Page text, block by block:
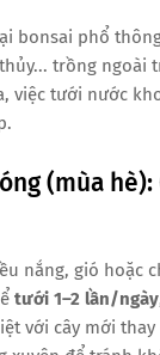
bonsai phổ
trồng ngoài
việc tưới nước
(mùa
nắng, gió hoặc
tưới 1–2 lần/ngày
với cây mới thay